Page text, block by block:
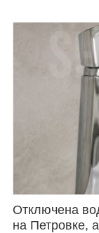
Отключена
на Петровке,